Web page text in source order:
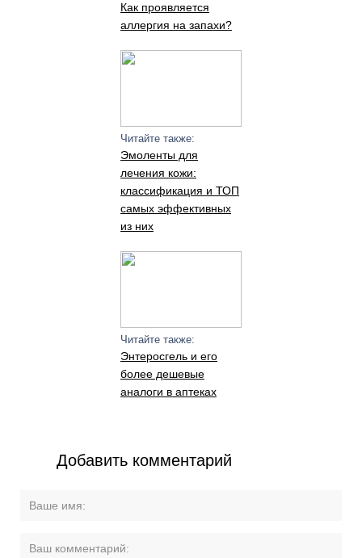
Как проявляется
аллергия на запахи?
Читайте также:
Эмоленты для
лечения кожи:
классификация и ТОП
самых эффективных
из них
Читайте также:
Энтеросгель и его
более дешевые
аналоги в аптеках
Добавить комментарий